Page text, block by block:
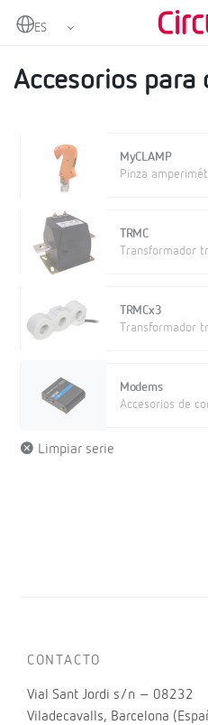
Home Metering
Accesorios para
MyCLAMP
Pinza
TRMC
Transformador
TRMCx3
Transformador
Modems
Accesorios de
Limpiar serie
CONTACTO
Vial Sant Jordi s/n – 08232
Viladecavalls, Barcelona